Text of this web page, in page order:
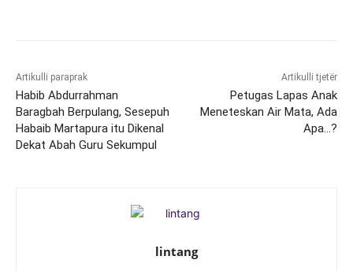
Artikulli paraprak
Habib Abdurrahman
Baragbah Berpulang, Sesepuh
Habaib Martapura itu Dikenal
Dekat Abah Guru Sekumpul
Artikulli tjetër
Petugas Lapas Anak
Meneteskan Air Mata, Ada
Apa…?
lintang